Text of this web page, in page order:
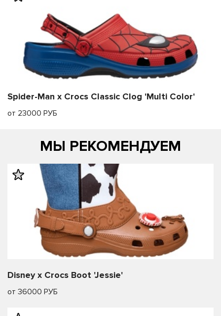
Spider-Man x Crocs Classic Clog 'Multi Color'
от 23000 РУБ
МЫ РЕКОМЕНДУЕМ
Disney x Crocs Boot 'Jessie'
от 36000 РУБ